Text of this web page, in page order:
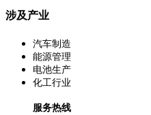
涉及产业
汽车制造
能源管理
电池生产
化工行业
服务热线